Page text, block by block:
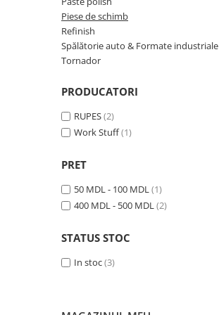
Piese de schimb
Refinish
Spălătorie auto & Formate industriale
Tornador
PRODUCATORI
RUPES(2)
Work Stuff(1)
PRET
50 MDL - 100 MDL(1)
400 MDL - 500 MDL(2)
STATUS STOC
In stoc(3)